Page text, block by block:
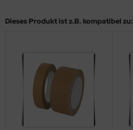
Dieses Produkt ist z.B. kompatibel zu: